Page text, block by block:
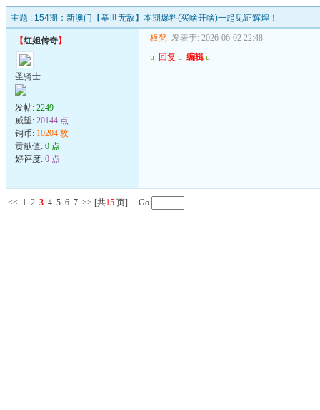
主题 : 154期：新澳门【举世无敌】本期爆料(买啥开啥)一起见证辉煌！
【红姐传奇】
圣骑士
发帖: 2249
威望: 20144 点
铜币: 10204 枚
贡献值: 0 点
好评度: 0 点
板凳 发表于: 2026-06-02 22:48
u 回复 u 编辑 u
<< 1 2 3 4 5 6 7 >> [共15 页] Go